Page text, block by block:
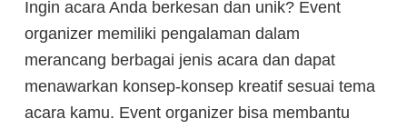
Ingin acara Anda berkesan dan unik? Event
organizer memiliki pengalaman dalam
merancang berbagai jenis acara dan dapat
menawarkan konsep-konsep kreatif sesuai tema
acara kamu. Event organizer bisa membantu